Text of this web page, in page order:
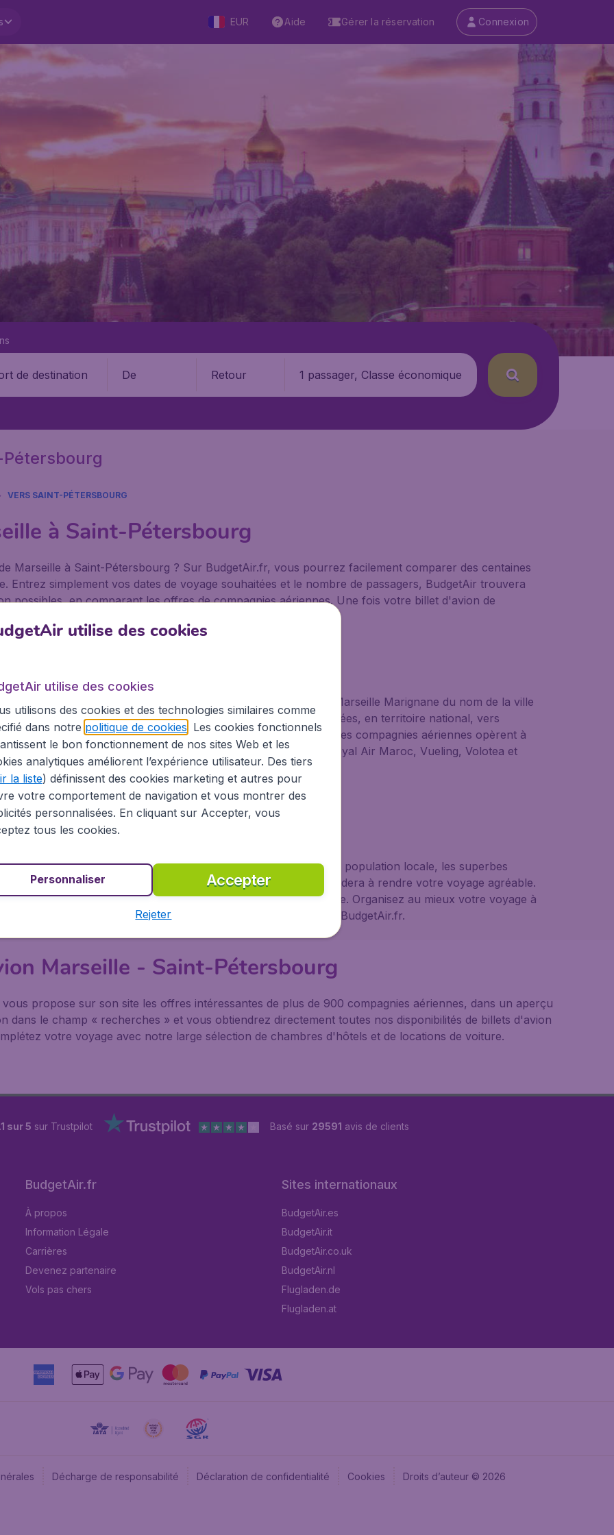
EUR Aide Gérer la réservation Connexion
De Retour 1 passager, Classe économique
VERS SAINT-PÉTERSBOURG
à Saint-Pétersbourg
Marseille à Saint-Pétersbourg ? Sur BudgetAir.fr, vous pourrez facilement comparer des centaines
Entrez simplement vos dates de voyage souhaitées et le nombre de passagers, BudgetAir trouvera
possibles, en comparant les offres de compagnies aériennes. Une fois votre billet d'avion de
le réserver en un clic sur notre site.
Marseille, l'aéroport
(MRS), aussi appelé Marseille Marignane du nom de la ville
de passagers. Plus de 130 lignes régulières y sont proposées, en territoire national, vers
exemple vers Alger, Tel Aviv et Antananarivo. De nombreuses compagnies aériennes opèrent à
Air France, HOP!, Air Algérie, Ryanair, EasyJet, Aigle Azur, Royal Air Maroc, Vueling, Volotea et
cost.
Saint-Pétersbourg
pour sa renommée mondiale, découvrir la culture unique, la population locale, les superbes
point de départ vers une autre destination, BudgetAir vous aidera à rendre votre voyage agréable.
pratiques concernant Saint-Pétersbourg sur sa page dédiée. Organisez au mieux votre voyage à
d'hôtel et votre location de voiture à l'avance, également sur BudgetAir.fr.
Marseille - Saint-Pétersbourg
propose sur son site les offres intéressantes de plus de 900 compagnies aériennes, dans un aperçu
dans le champ « recherches » et vous obtiendrez directement toutes nos disponibilités de billets d'avion
votre voyage avec notre large sélection de chambres d'hôtels et de locations de voiture.
sur 5 sur Trustpilot Basé sur 29591 avis de clients
BudgetAir.fr
À propos
Information Légale
Carrières
Devenez partenaire
Vols pas chers
Sites internationaux
BudgetAir.es
BudgetAir.it
BudgetAir.co.uk
BudgetAir.nl
Flugladen.de
Flugladen.at
Décharge de responsabilité Déclaration de confidentialité Cookies Droits d’auteur © 2026
utilise des cookies
utilise des cookies
utilisons des cookies et des technologies similaires comme
dans notre politique de cookies . Les cookies fonctionnels
le bon fonctionnement de nos sites Web et les
analytiques améliorent l’expérience utilisateur. Des tiers
la liste) définissent des cookies marketing et autres pour
votre comportement de navigation et vous montrer des
personnalisées. En cliquant sur Accepter, vous
tous les cookies.
Accepter
Personnaliser
Rejeter